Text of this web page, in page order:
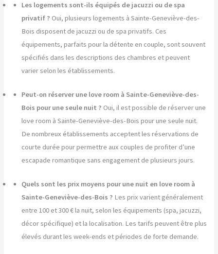
Les logements sont-ils équipés de jacuzzi ou de spa
privatif ? Oui, plusieurs logements à Sainte-Geneviève-des-
Bois disposent de jacuzzi ou de spa privatifs. Ces
équipements, parfaits pour la détente en couple, sont souvent
spécifiés dans les descriptions des chambres et peuvent
varier selon les établissements.
Peut-on réserver une love room à Sainte-Geneviève-des-
Bois pour une seule nuit ? Oui, il est possible de réserver une
love room à Sainte-Geneviève-des-Bois pour une seule nuit.
De nombreux établissements acceptent les réservations de
courte durée pour permettre aux couples de profiter d’une
escapade romantique sans engagement de plusieurs jours.
Quels sont les prix moyens pour une nuit en love room à
Sainte-Geneviève-des-Bois ? Les prix varient généralement
entre 100 et 300 € la nuit, selon les équipements (spa, jacuzzi,
décor spécifique) et la localisation. Les tarifs peuvent être plus
élevés durant les week-ends et périodes de forte demande.